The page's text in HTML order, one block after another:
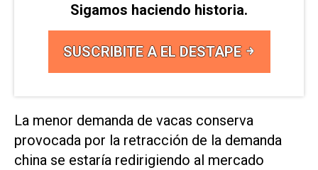
Sigamos haciendo historia.
SUSCRIBITE A EL DESTAPE
La menor demanda de vacas conserva
provocada por la retracción de la demanda
china se estaría redirigiendo al mercado